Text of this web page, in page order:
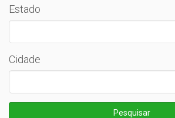
Estado
Cidade
Pesquisar